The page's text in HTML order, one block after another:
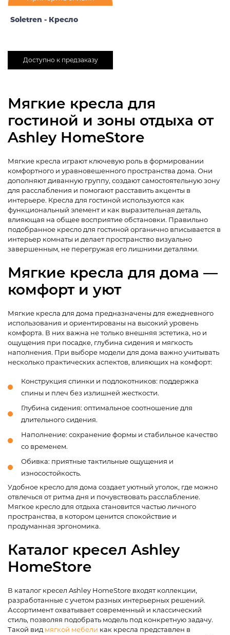
Soletren - Кресло
Доступно к предзаказу
Мягкие кресла для
гостиной и зоны отдыха от
Ashley HomeStore
Мягкие кресла играют ключевую роль в формировании
комфортного и уравновешенного пространства дома. Они
дополняют диванную группу, создают самостоятельную зону
для расслабления и помогают расставить акценты в
интерьере. Кресла для гостиной используются как
функциональный элемент и как выразительная деталь,
влияющая на общее восприятие обстановки. Правильно
подобранное кресло для гостиной органично вписывается в
интерьер комнаты и делает пространство визуально
завершенным, не перегружая его лишними деталями.
Мягкие кресла для дома —
комфорт и уют
Мягкие кресла для дома предназначены для ежедневного
использования и ориентированы на высокий уровень
комфорта. В них важна не только внешняя эстетика, но и
ощущения при посадке, глубина сидения и мягкость
наполнения. При выборе модели для дома важно учитывать
несколько практических аспектов, влияющих на комфорт:
Конструкция спинки и подлокотников: поддержка
спины и плеч без излишней жесткости.
Глубина сидения: оптимальное соотношение для
длительного сидения.
Наполнение: сохранение формы и стабильное качество
со временем.
Обивка: приятные тактильные ощущения и
износостойкость.
Удобное кресло для дома создает уютный уголок, где можно
отвлечься от ритма дня и почувствовать расслабление.
Мягкое кресло для отдыха становится частью личного
пространства, в котором ценится спокойствие и
продуманная эргономика.
Каталог кресел Ashley
HomeStore
В каталог кресел Ashley HomeStore входят коллекции,
разработанные с учетом разных интерьерных решений.
Ассортимент охватывает современный и классический
стиль, позволяя подобрать модель под конкретную задачу.
Такой вид мягкой мебели как кресла представлен в